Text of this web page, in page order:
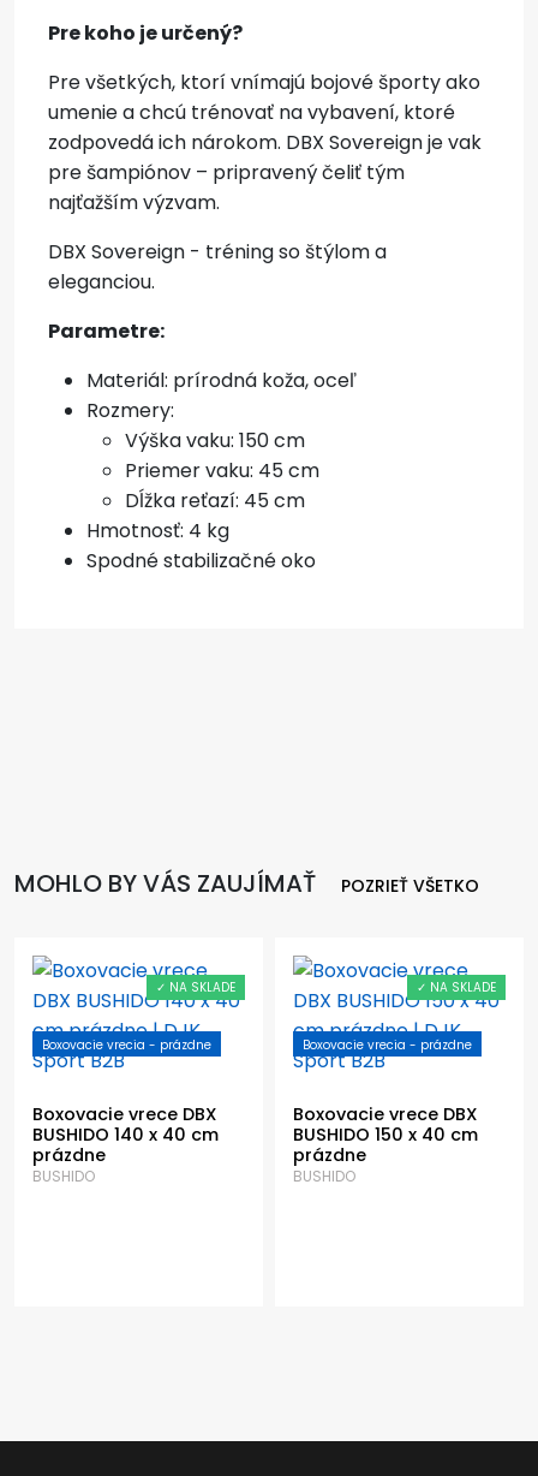
Pre koho je určený?
Pre všetkých, ktorí vnímajú bojové športy ako
umenie a chcú trénovať na vybavení, ktoré
zodpovedá ich nárokom. DBX Sovereign je vak
pre šampiónov – pripravený čeliť tým
najťažším výzvam.
DBX Sovereign - tréning so štýlom a
eleganciou.
Parametre:
Materiál: prírodná koža, oceľ
Rozmery:
Výška vaku: 150 cm
Priemer vaku: 45 cm
Dĺžka reťazí: 45 cm
Hmotnosť: 4 kg
Spodné stabilizačné oko
MOHLO BY VÁS ZAUJÍMAŤ POZRIEŤ VŠETKO
Boxovacie vrecia - prázdne
✓ NA SKLADE
Boxovacie vrece DBX
BUSHIDO 140 x 40 cm
prázdne
BUSHIDO
Boxovacie vrecia - prázdne
✓ NA SKLADE
Boxovacie vrece DBX
BUSHIDO 150 x 40 cm
prázdne
BUSHIDO